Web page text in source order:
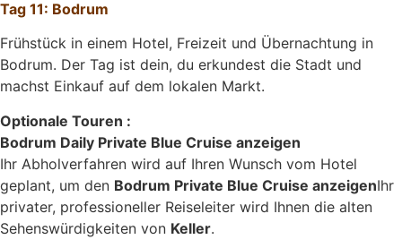
Tag 11: Bodrum
Frühstück in einem Hotel, Freizeit und Übernachtung in
Bodrum. Der Tag ist dein, du erkundest die Stadt und
machst Einkauf auf dem lokalen Markt.
Optionale Touren :
Bodrum Daily Private Blue Cruise anzeigen
Ihr Abholverfahren wird auf Ihren Wunsch vom Hotel
geplant, um den Bodrum Private Blue Cruise anzeigenIhr
privater, professioneller Reiseleiter wird Ihnen die alten
Sehenswürdigkeiten von Keller.